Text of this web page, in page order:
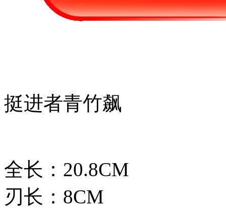
挺进者青竹飙
全长：20.8CM
刃长：8CM